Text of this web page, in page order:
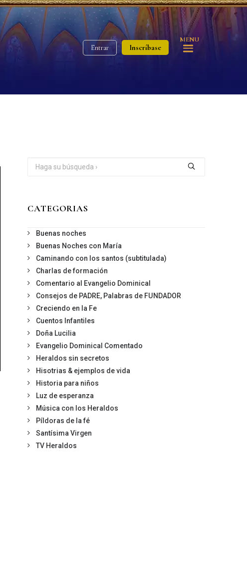
Entrar Inscríbase
MENU
CATEGORIAS
Buenas noches
Buenas Noches con María
Caminando con los santos (subtitulada)
Charlas de formación
Comentario al Evangelio Dominical
Consejos de PADRE, Palabras de FUNDADOR
Creciendo en la Fe
Cuentos Infantiles
Doña Lucilia
Evangelio Dominical Comentado
Heraldos sin secretos
Hisotrias & ejemplos de vida
Historia para niños
Luz de esperanza
Música con los Heraldos
Píldoras de la fé
Santísima Virgen
TV Heraldos